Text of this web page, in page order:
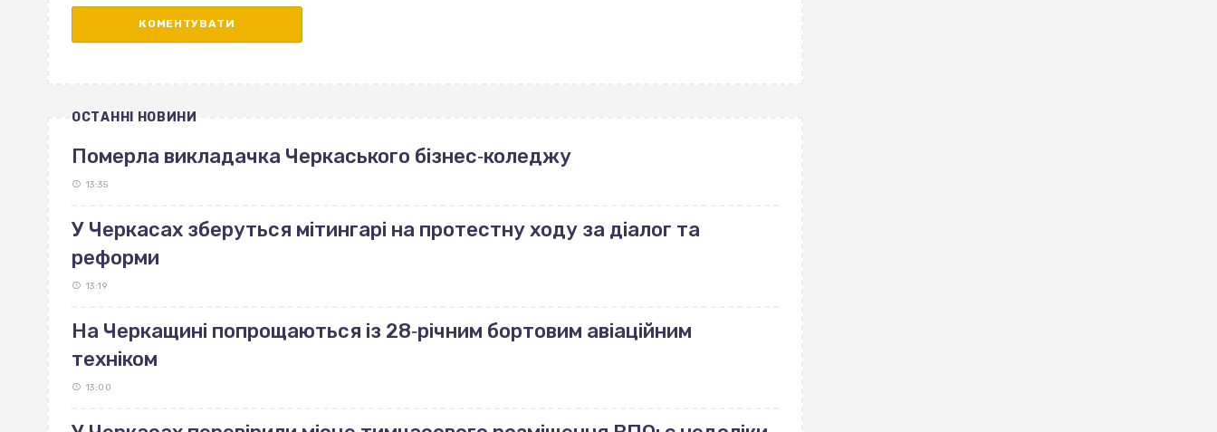
ОСТАННІ НОВИНИ
Померла викладачка Черкаського бізнес‐коледжу
13:35
У Черкасах зберуться мітингарі на протестну ходу за діалог та
реформи
13:19
На Черкащині попрощаються із 28‐річним бортовим авіаційним
техніком
13:00